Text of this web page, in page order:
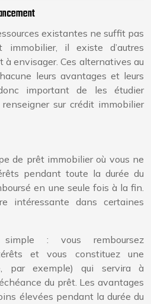
existantes ne suffit pas
il existe d’autres
envisager. Ces alternatives au
leurs avantages et leurs
important de les étudier
sur crédit immobilier
de prêt immobilier où vous ne
pendant toute la durée du
en une seule fois à la fin.
intéressante dans certaines
: vous remboursez
et vous constituez une
par exemple) qui servira à
du prêt. Les avantages
élevées pendant la durée du